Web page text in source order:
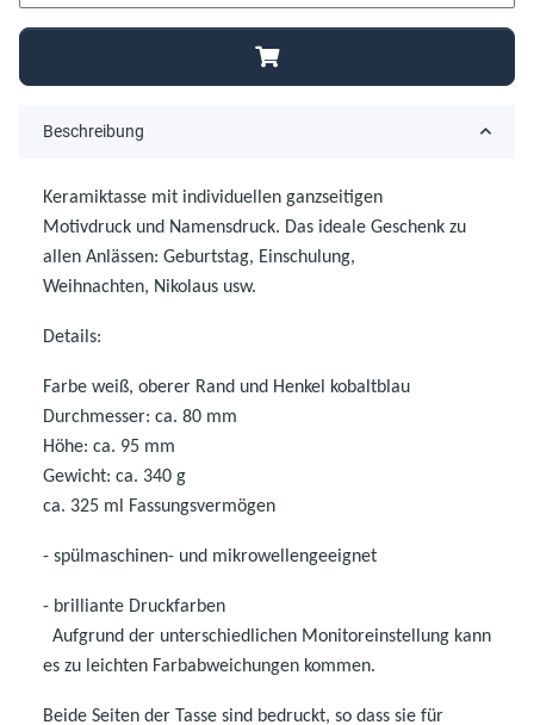
Beschreibung
Keramiktasse mit individuellen ganzseitigen
Motivdruck und Namensdruck. Das ideale Geschenk zu
allen Anlässen: Geburtstag, Einschulung,
Weihnachten, Nikolaus usw.
Details:
Farbe weiß, oberer Rand und Henkel kobaltblau
Durchmesser: ca. 80 mm
Höhe: ca. 95 mm
Gewicht: ca. 340 g
ca. 325 ml Fassungsvermögen
- spülmaschinen- und mikrowellengeeignet
- brilliante Druckfarben
Aufgrund der unterschiedlichen Monitoreinstellung kann
es zu leichten Farbabweichungen kommen.
Beide Seiten der Tasse sind bedruckt, so dass sie für